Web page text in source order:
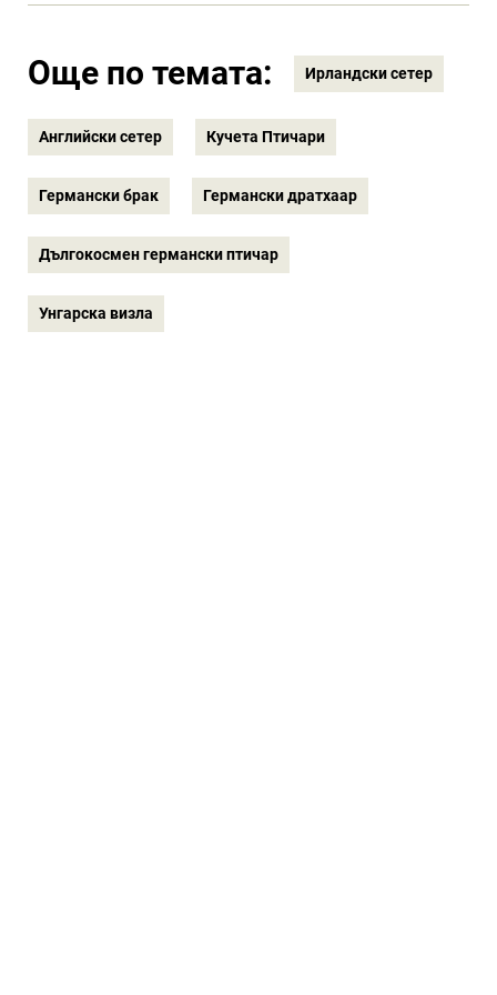
Още по темата: Ирландски сетер
Английски сетер Кучета Птичари
Германски брак Германски дратхаар
Дългокосмен германски птичар
Унгарска визла